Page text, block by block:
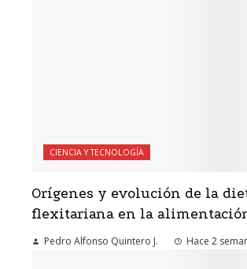
CIENCIA Y TECNOLOGÍA
Orígenes y evolución de la
flexitariana en la
Pedro Alfonso Quintero J. Hace 2